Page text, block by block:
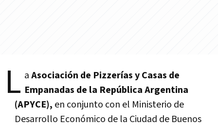
L aAsociación de Pizzerías y Casas de
Empanadas de la República Argentina
(APYCE), en conjunto con el Ministerio de
Desarrollo Económico de la Ciudad de Buenos